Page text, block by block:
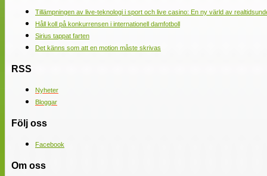
Tillämpningen av live-teknologi i sport och live casino: En ny värld av
Håll koll på konkurrensen i internationell damfotboll
Sirius tappat farten
Det känns som att en motion måste skrivas
RSS
Nyheter
Bloggar
Följ oss
Facebook
Om oss